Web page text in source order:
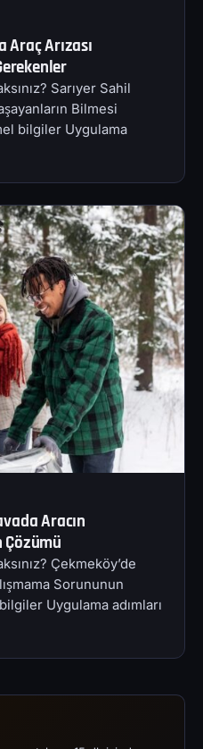
Araç Arızası
Sarıyer Sahil
Bilmesi
bilgiler Uygulama
Aracın
Çözümü
Çekmeköy’de
Sorununun
Uygulama adımları